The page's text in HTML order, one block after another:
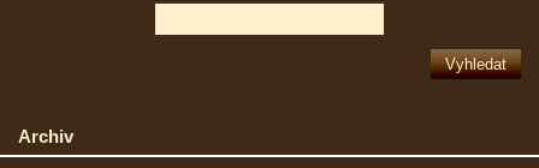
Archiv